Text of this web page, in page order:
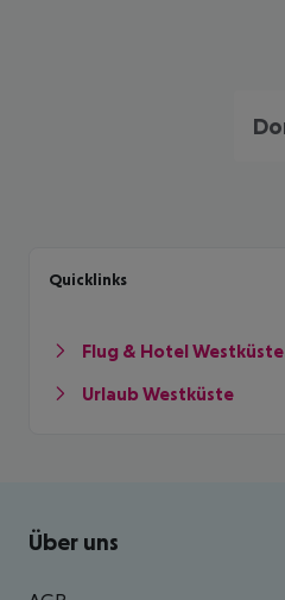
Quicklinks
Flug & Hotel Westküste
Urlaub Westküste
Footer navigation
Über uns